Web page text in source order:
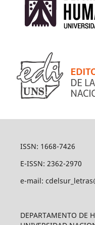
ISSN: 1668-7426
E-ISSN: 2362-2970
e-mail:
DEPARTAMENTO DE